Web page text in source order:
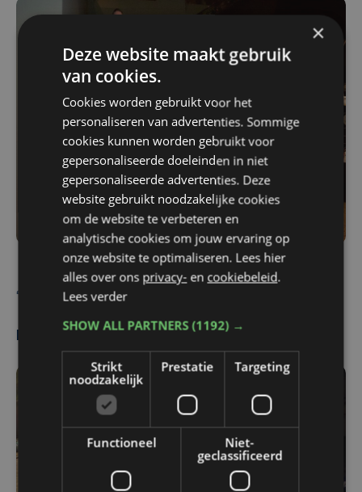
De redactie
Meest gelezen
×
Deze website maakt gebruik
van cookies.
Cookies worden gebruikt voor het
personaliseren van advertenties. Sommige
cookies kunnen worden gebruikt voor
gepersonaliseerde doeleinden in niet
gepersonaliseerde advertenties. Deze
website gebruikt noodzakelijke cookies
om de website te verbeteren en
analytische cookies om jouw ervaring op
onze website te optimaliseren. Lees hier
alles over ons privacy- en cookiebeleid.
Lees verder
SHOW ALL PARTNERS(1192) →
Strikt
noodzakelijk
Prestatie Targeting
Functioneel
Niet-
geclassificeerd